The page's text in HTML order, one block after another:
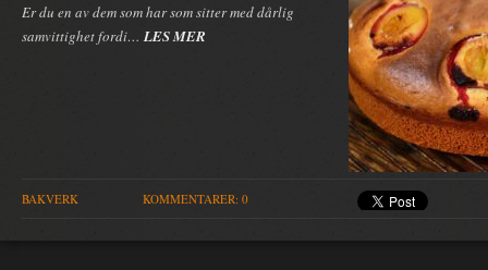
Er du en av dem som har som sitter med dårlig
samvittighet fordi… LES MER
BAKVERK KOMMENTARER: 0